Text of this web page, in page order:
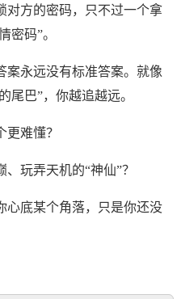
对方的密码，只不过一个拿
密码”。
案永远没有标准答案。就像
尾巴”，你越追越远。
难懂？
玩弄天机的“神仙”？
心底某个角落，只是你还没